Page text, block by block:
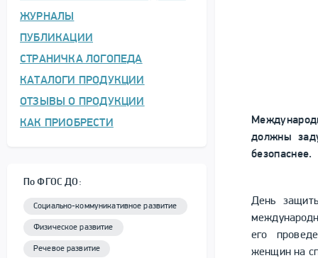
ЖУРНАЛЫ
ПУБЛИКАЦИИ
СТРАНИЧКА ЛОГОПЕДА
КАТАЛОГИ ПРОДУКЦИИ
ОТЗЫВЫ О ПРОДУКЦИИ
КАК ПРИОБРЕСТИ
По ФГОС ДО:
Социально-коммуникативное развитие
Физическое развитие
Речевое развитие
должны
безопаснее.
День
его
женщин на